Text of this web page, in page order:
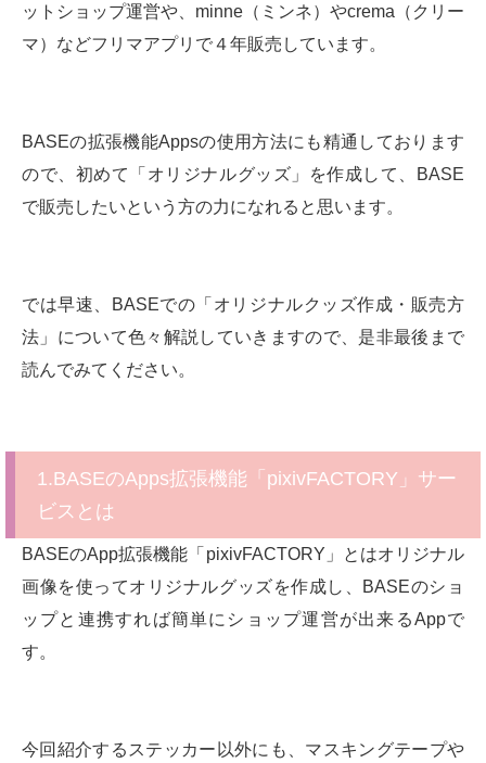
ットショップ運営や、minne（ミンネ）やcrema（クリー
マ）などフリマアプリで４年販売しています。
BASEの拡張機能Appsの使用方法にも精通しております
ので、初めて「オリジナルグッズ」を作成して、BASE
で販売したいという方の力になれると思います。
では早速、BASEでの「オリジナルクッズ作成・販売方
法」について色々解説していきますので、是非最後まで
読んでみてください。
1.BASEのApps拡張機能「pixivFACTORY」サー
ビスとは
BASEのApp拡張機能「pixivFACTORY」とはオリジナル
画像を使ってオリジナルグッズを作成し、BASEのショ
ップと連携すれば簡単にショップ運営が出来るAppで
す。
今回紹介するステッカー以外にも、マスキングテープや